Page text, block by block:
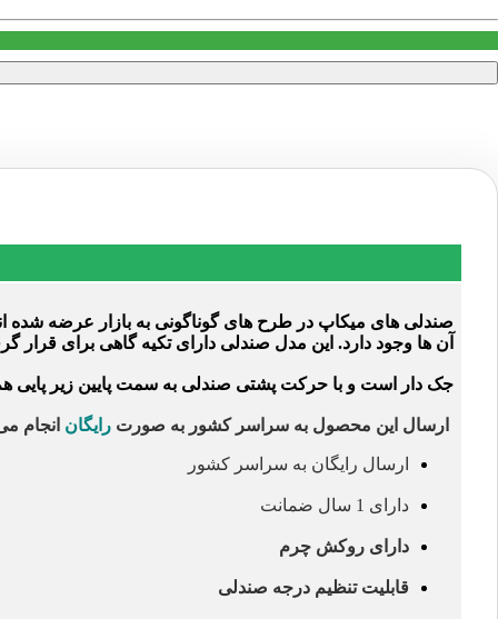
صندلی های میکاپ در طرح های گوناگونی به بازار عرضه شده
آن ها وجود دارد. این مدل صندلی دارای تکیه گاهی برای قرار
جک دار است و با حرکت پشتی صندلی به سمت پایین زیر پایی
ارسال این محصول به سراسر کشور به صورت رایگان انجام
ارسال رایگان به سراسر کشور
دارای 1 سال ضمانت
دارای روکش چرم
قابلیت تنظیم درجه صندلی